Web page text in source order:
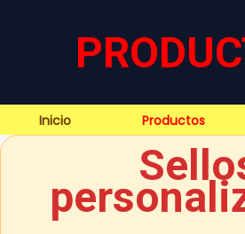
Inicio Productos